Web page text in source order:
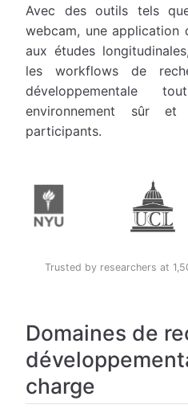
Avec des outils tels
webcam, une application
aux études
les workflows de
environnement sûr
participants.
Trusted by researchers at
Domaines de
charge